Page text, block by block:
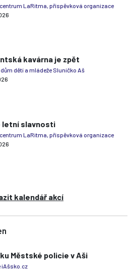
LaRitma, příspěvková organizace
kavárna je zpět
dětí a mládeže Sluníčko Aš
letní slavnosti
LaRitma, příspěvková organizace
kalendář akcí
Městské policie v Aši
iAšsko.cz